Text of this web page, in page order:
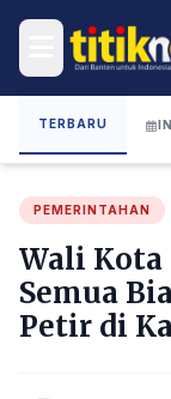
TERBARU
PEMERINTAHAN
Wali Kota
Semua
Petir di